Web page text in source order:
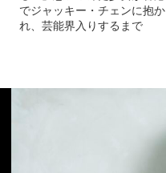
でジャッキー・チェンに抱か
れ、芸能界入りするまで